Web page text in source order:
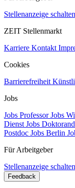
Stellenanzeige schalten
ZEIT Stellenmarkt
Karriere Kontakt
Cookies
Barrierefreiheit
Jobs
Jobs ProfessorJobs
Dienst Jobs Doktorand
Postdoc Jobs Berlin
Für Arbeitgeber
Stellenanzeige schalten
Feedback